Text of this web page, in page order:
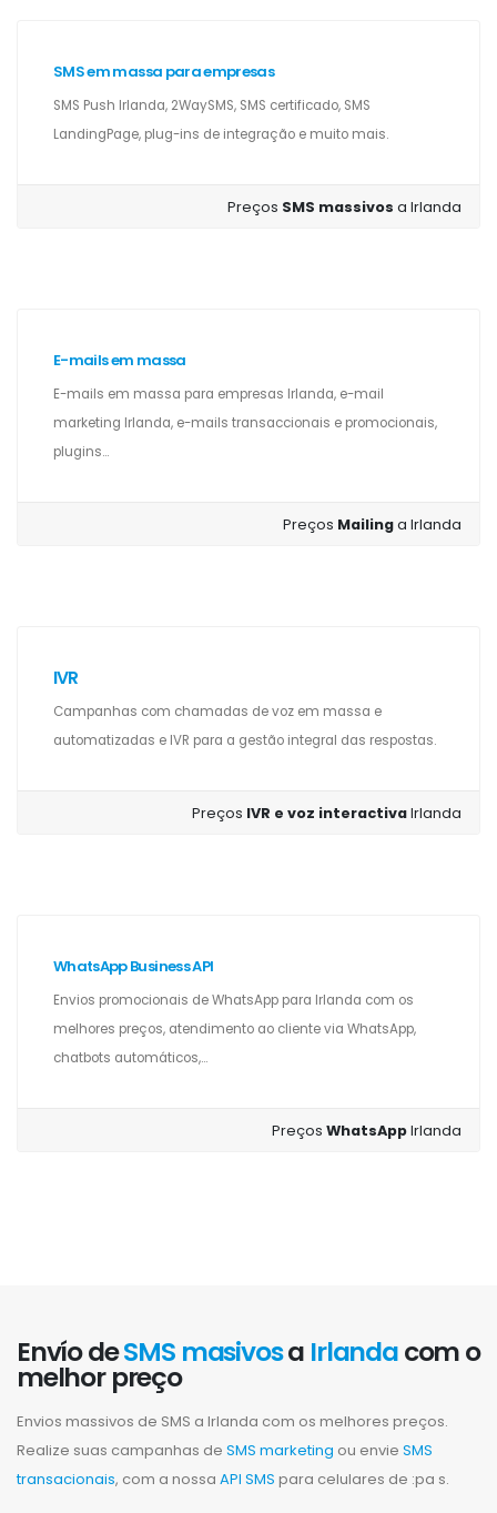
SMS em massa para empresas
SMS Push Irlanda, 2WaySMS, SMS certificado, SMS
LandingPage, plug-ins de integração e muito mais.
Preços SMS massivosa Irlanda
E-mails em massa
E-mails em massa para empresas Irlanda, e-mail
marketing Irlanda, e-mails transaccionais e promocionais,
plugins...
Preços Mailinga Irlanda
IVR
Campanhas com chamadas de voz em massa e
automatizadas e IVR para a gestão integral das respostas.
Preços IVR e voz interactivaIrlanda
WhatsApp Business API
Envios promocionais de WhatsApp para Irlanda com os
melhores preços, atendimento ao cliente via WhatsApp,
chatbots automáticos,...
PreçosWhatsAppIrlanda
Envío deSMS masivosa Irlandacom o
melhor preço
Envios massivos de SMS a Irlanda com os melhores preços.
Realize suas campanhas de SMS marketing ou envie SMS
transacionais, com a nossa API SMS para celulares de :pa s.